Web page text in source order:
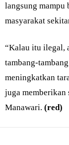
langsung mampu
masyarakat
“Kalau itu ilegal,
tambang-
meningkatkan
juga
Manawari. (red)